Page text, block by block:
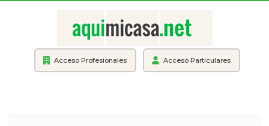
Acceso Profesionales Acceso Particulares